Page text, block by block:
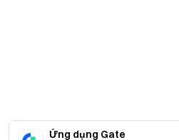
Ứng dụng Gate